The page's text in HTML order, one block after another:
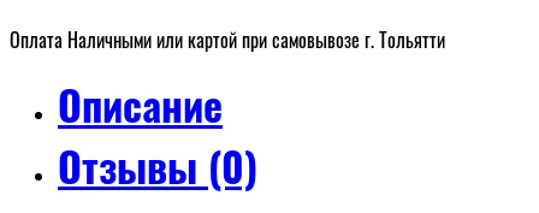
Оплата Наличными или картой при самовывозе г. Тольятти
Описание
Отзывы (0)